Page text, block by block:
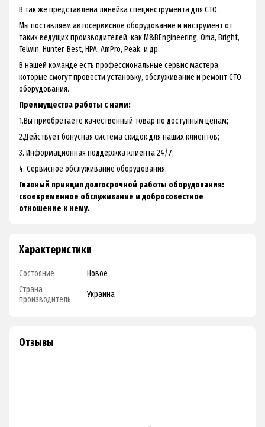
В так же представлена линейка специнструмента для СТО.
Мы поставляем автосервисное оборудование и инструмент от
таких ведущих производителей, как M&BEngineering, Oma, Bright,
Telwin, Hunter, Best, HPA, AmPro, Peak, и др.
В нашей команде есть профессиональные сервис мастера,
которые смогут провести установку, обслуживание и ремонт СТО
оборудования.
Преимущества работы с нами:
1.Вы приобретаете качественный товар по доступным ценам;
2.Действует бонусная система скидок для наших клиентов;
3. Информационная поддержка клиента 24/7;
4. Сервисное обслуживание оборудования.
Главный принцип долгосрочной работы оборудования:
своевременное обслуживание и добросовестное
отношение к нему.
Характеристики
Состояние
Новое
Страна
производитель
Украина
Отзывы